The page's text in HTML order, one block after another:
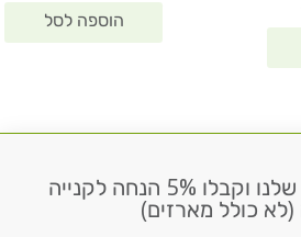
הרשמו לניוזלטר שלנו וקבלו 5% הנחה לקנייה
כולל מארזים)